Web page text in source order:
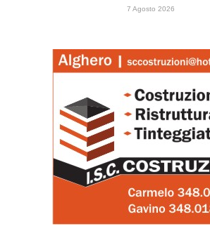
7 Agosto 2026